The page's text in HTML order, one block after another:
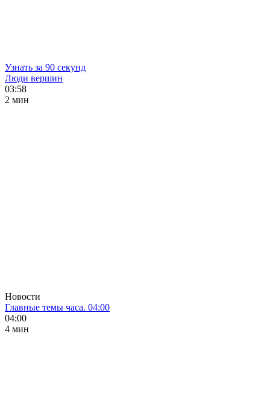
Узнать за 90 секунд
Люди вершин
03:58
2 мин
Новости
Главные темы часа. 04:00
04:00
4 мин